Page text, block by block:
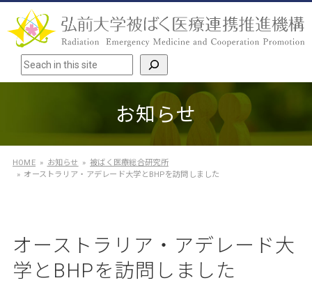
検索
お知らせ
HOME お知らせ
被ばく医療総合研究所
オーストラリア・アデレード大学とBHPを訪問しました
オーストラリア・アデレード大
学とBHPを訪問しました